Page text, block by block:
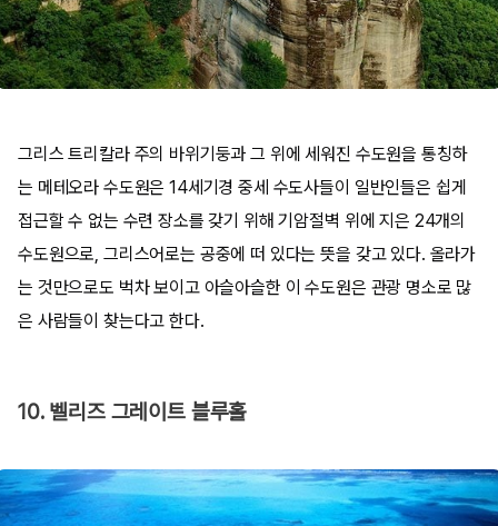
그리스 트리칼라 주의 바위기둥과 그 위에 세워진 수도원을 통칭하
는 메테오라 수도원은 14세기경 중세 수도사들이 일반인들은 쉽게
접근할 수 없는 수련 장소를 갖기 위해 기암절벽 위에 지은 24개의
수도원으로, 그리스어로는 공중에 떠 있다는 뜻을 갖고 있다. 올라가
는 것만으로도 벅차 보이고 아슬아슬한 이 수도원은 관광 명소로 많
은 사람들이 찾는다고 한다.
10. 벨리즈 그레이트 블루홀